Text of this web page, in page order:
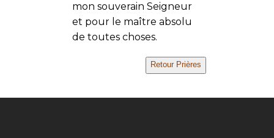
mon souverain Seigneur
et pour le maître absolu
de toutes choses.